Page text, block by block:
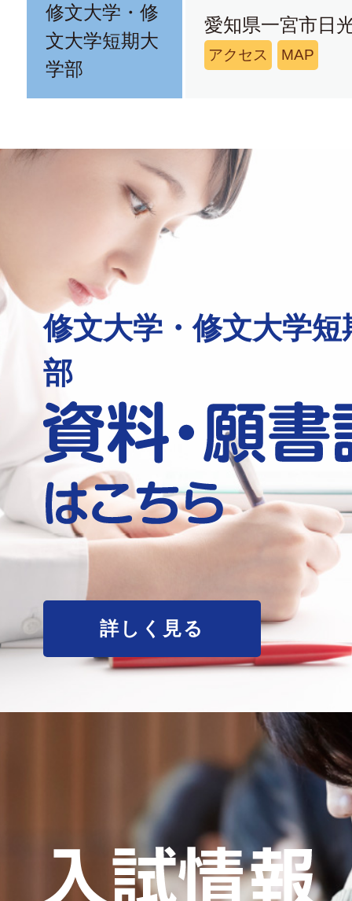
修文大学・修
文大学短期大
学部
愛知県一宮市日
アクセス MAP
修文大学・修文大学短
部
詳しく見る